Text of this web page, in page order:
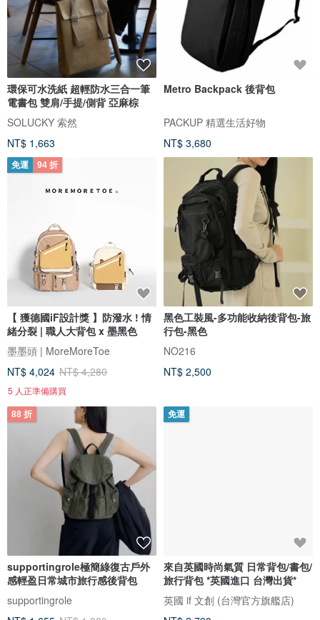
環保可水洗紙 超輕防水三合一筆
電書包 雙肩/手提/側背 亞麻棕
SOLUCKY 索然
NT$ 1,663
Metro Backpack 後背包
PACKUP 精選生活好物
NT$ 3,680
免運 94 折
【 獲德國iF設計獎 】防潑水 ! 情
緒分裂 | 職人大背包 x 墨黑色
墨墨頭 | MoreMoreToe
NT$ 4,024 NT$ 4,280
5 人正準備購買
黑色工裝風-多功能收納後背包-旅
行包-黑色
NO216
NT$ 2,500
88 折
supportingrole極簡綠復古戶外
感輕盈日常城市旅行感後背包
supportingrole
免運
來自英國時尚氣質 日常背包/書包/
旅行背包 *英國進口 台灣出貨*
英國 if 文創 (台灣官方旗艦店)